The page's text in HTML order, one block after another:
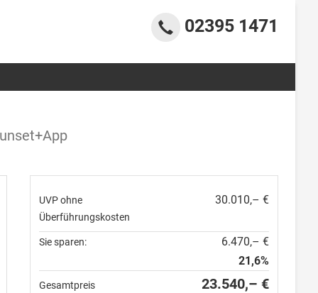
02395 1471
UVP ohne
Überführungskosten
30.010,– €
Sie sparen:
6.470,– €
21,6%
Gesamtpreis 23.540,– €